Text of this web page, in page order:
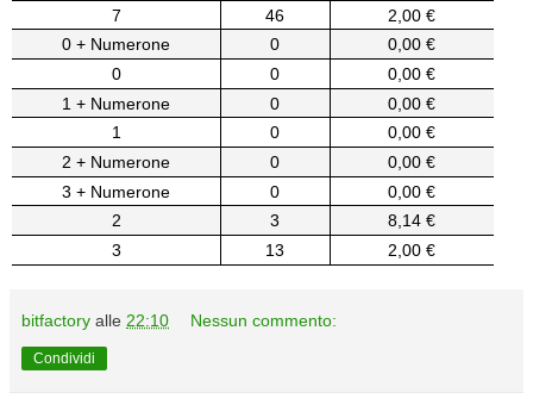
7
46
2,00 €
0 + Numerone
0
0,00 €
0
0
0,00 €
1 + Numerone
0
0,00 €
1
0
0,00 €
2 + Numerone
0
0,00 €
3 + Numerone
0
0,00 €
2
3
8,14 €
3
13 2,00 €
bitfactory alle 22:10 Nessun commento:
Condividi